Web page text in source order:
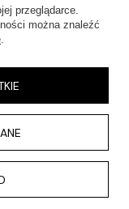
przeglądarce.
można znaleźć
.